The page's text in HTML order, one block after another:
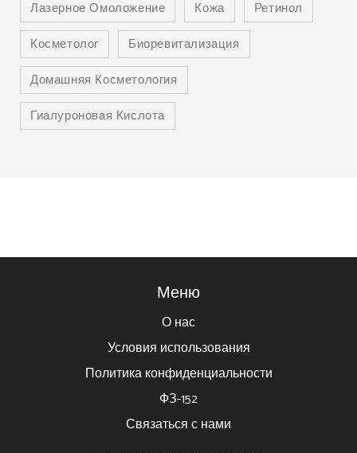
Лазерное Омоложение Кожа
Ретинол
Косметолог
Биоревитализация
Домашняя Косметология
Гиалуроновая Кислота
Меню
О нас
Условия использования
Политика конфиденциальности
ФЗ-152
Связаться с нами